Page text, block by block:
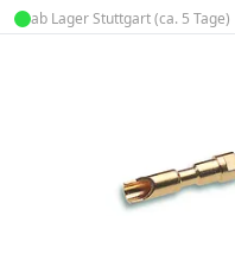
ab Lager Stuttgart (ca. 5 Tage)